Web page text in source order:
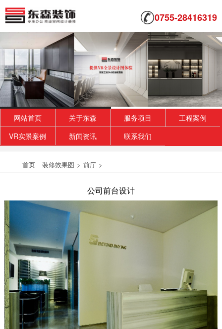
0755-28416319
网站首页 关于东森 服务项目
工程案例
VR实景案例
新闻资讯 联系我们
首页 装修效果图 > 前厅 >
公司前台设计
深圳现代办公室装修
1、深圳现代简约风格装修中物品的特点 现在家
庭的简约不只是说装修，还反映在家居配饰上的
简约，比...
2018-07-30